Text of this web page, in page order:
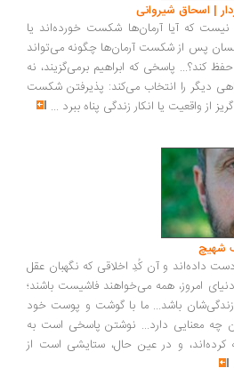
شیروانی
آیا آرمان‌ها شکست خورده‌اند یا
از شکست آرمان‌ها چگونه می‌تواند
پاسخی که ابراهیم برمی‌گزیند، نه
را انتخاب می‌کند: پذیرفتن شکست
یا انکار زندگی پناه ببرد...
و آن کُدِ اخلاقی که نگهبان عقل
همه می‌خواهند فاشیست باشند؛
باشد... ما با گوشت و پوست خود
دارد... نوشتن پاسخی است به
و در عین حال، ستایشی است از